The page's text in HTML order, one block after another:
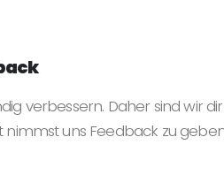
verbessern. Daher sind wir
nimmst uns Feedback zu